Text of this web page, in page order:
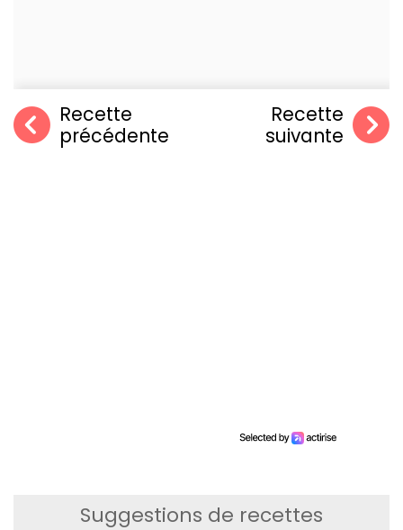
Recette
précédente
Recette
suivante
Suggestions de recettes